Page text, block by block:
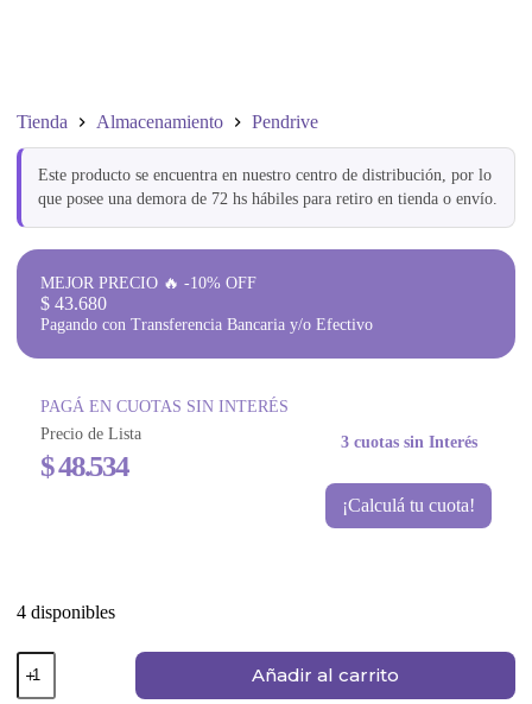
Tienda Almacenamiento Pendrive
Este producto se encuentra en nuestro centro de distribución, por lo
que posee una demora de 72 hs hábiles para retiro en tienda o envío.
MEJOR PRECIO 🔥 -10% OFF
$ 43.680
Pagando con Transferencia Bancaria y/o Efectivo
PAGÁ EN CUOTAS SIN INTERÉS
Precio de Lista
$48.534
3 cuotas sin Interés
¡Calculá tu cuota!
4 disponibles
Añadir al carrito